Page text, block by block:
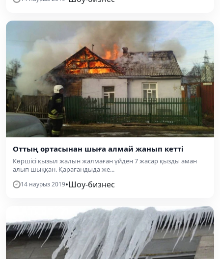
Оттың ортасынан шыға алмай жанып кетті
Көршісі қызыл жалын жалмаған үйден 7 жасар қызды аман
алып шыққан. Қарағандыда же...
14 наурыз 2019•Шоу-бизнес